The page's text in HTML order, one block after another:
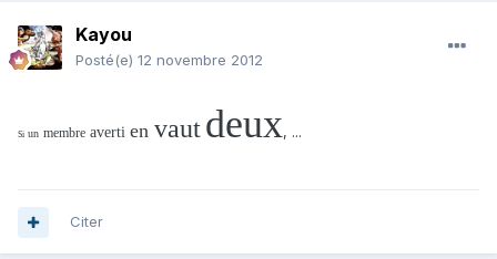
Kayou
Posté(e) 12 novembre 2012
Si un membre averti en vautdeux, ...
Citer